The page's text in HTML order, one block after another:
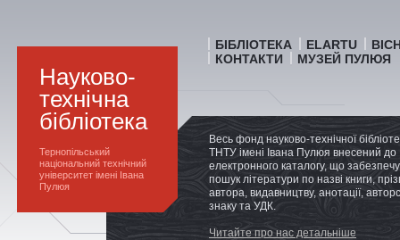
Науково-
технічна
бібліотека
Тернопільський
національний технічний
університет імені Івана
Пулюя
БІБЛІОТЕКА ELARTU
КОНТАКТИ
МУЗЕЙ ПУЛЮЯ
Весь фонд науково-технічної
ТНТУ імені Івана Пулюя внесений до
електронного каталогу, що
пошук літератури по назві книги,
автора, видавництву, анотації,
знаку та УДК.
Читайте про нас детальніше